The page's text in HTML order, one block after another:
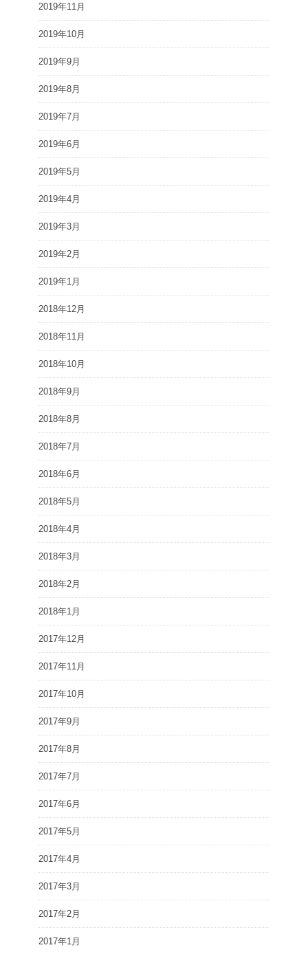
2019年11月
2019年10月
2019年9月
2019年8月
2019年7月
2019年6月
2019年5月
2019年4月
2019年3月
2019年2月
2019年1月
2018年12月
2018年11月
2018年10月
2018年9月
2018年8月
2018年7月
2018年6月
2018年5月
2018年4月
2018年3月
2018年2月
2018年1月
2017年12月
2017年11月
2017年10月
2017年9月
2017年8月
2017年7月
2017年6月
2017年5月
2017年4月
2017年3月
2017年2月
2017年1月